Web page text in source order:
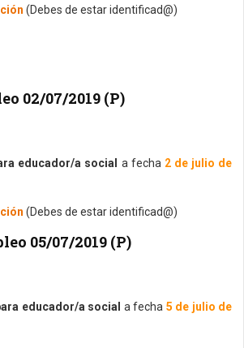
(Debes de estar identificad@)
02/07/2019 (P)
educador/a social a fecha 2 de julio de
(Debes de estar identificad@)
05/07/2019 (P)
educador/a social a fecha 5 de julio de